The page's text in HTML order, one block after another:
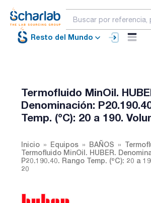
Resto del Mundo
Termofluido MinOil.
Denominación:
Temp. (ºC): 20 a 190.
Inicio Equipos BAÑOS
Termofluido MinOil. HUBER.
P20.190.40. Rango Temp. (ºC): 20 a
20